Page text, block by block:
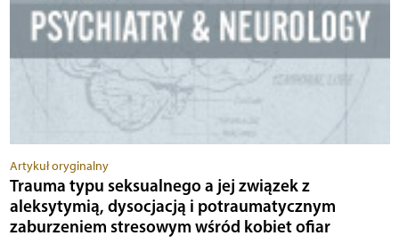
Artykuł oryginalny
Trauma typu seksualnego a jej związek z
aleksytymią, dysocjacją i potraumatycznym
zaburzeniem stresowym wśród kobiet ofiar